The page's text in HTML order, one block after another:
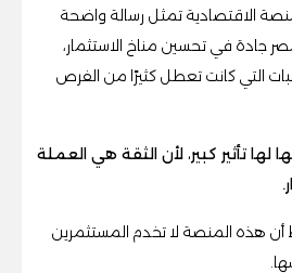
الاقتصادية تمثل رسالة واضحة
جادة في تحسين مناخ الاستثمار،
التي كانت تعطل كثيرًا من الفرص
لها تأثير كبير، لأن الثقة هي العملة
هذه المنصة لا تخدم المستثمرين